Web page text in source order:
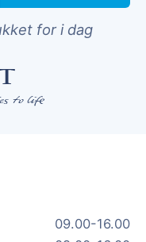
for i dag
09.00-16.00